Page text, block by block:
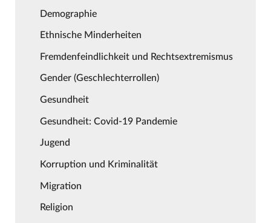
Demographie
Ethnische Minderheiten
Fremdenfeindlichkeit und Rechtsextremismus
Gender (Geschlechterrollen)
Gesundheit
Gesundheit: Covid-19 Pandemie
Jugend
Korruption und Kriminalität
Migration
Religion